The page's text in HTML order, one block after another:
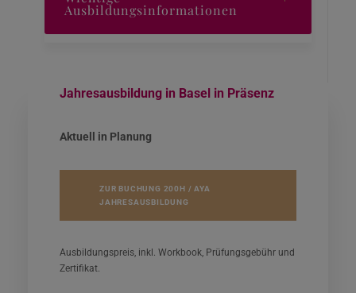
lassen.
Yogalehrer*in steht allen Levels offen. Du
hohes Interesse an Achtsamkeit, ganzheitlicher
mitbringen.
Ausbildungsinformationen
Jahresausbildung in Basel in Präsenz
Aktuell in Planung
ZUR BUCHUNG 200H / AYA
JAHRESAUSBILDUNG
Ausbildungspreis, inkl. Workbook, Prüfungsgebühr und
Zertifikat.